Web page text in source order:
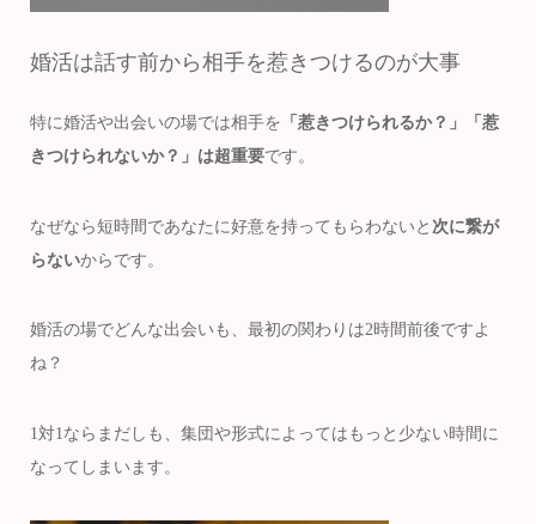
婚活は話す前から相手を惹きつけるのが大事
特に婚活や出会いの場では相手を 「惹きつけられるか？」「惹
きつけられないか？」は超重要です。
なぜなら短時間であなたに好意を持ってもらわないと 次に繋が
らないからです。
婚活の場でどんな出会いも、最初の関わりは2時間前後ですよ
ね？
1対1ならまだしも、集団や形式によってはもっと少ない時間に
なってしまいます。